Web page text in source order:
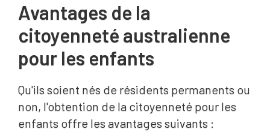
Avantages de la
citoyenneté australienne
pour les enfants
Qu'ils soient nés de résidents permanents ou
non, l'obtention de la citoyenneté pour les
enfants offre les avantages suivants :